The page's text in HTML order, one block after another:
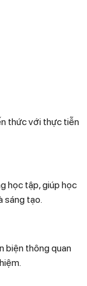
thức với thực tiễn
học tập, giúp học
sáng tạo.
biện thông quan